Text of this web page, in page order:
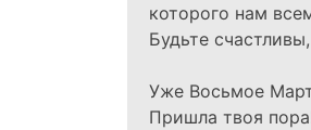
которого нам
Будьте
Уже Восьмое
Пришла твоя